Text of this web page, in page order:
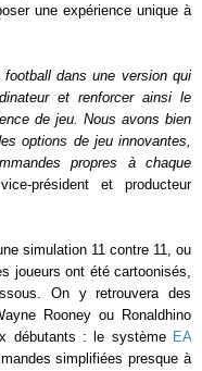
une expérience unique à
dans une version qui
et renforcer ainsi le
de jeu. Nous avons bien
options de jeu innovantes,
propres à chaque
président et producteur
simulation 11 contre 11, ou
joueurs ont été cartoonisés,
On y retrouvera des
Rooney ou Ronaldhino
débutants : le système EA
simplifiées presque à